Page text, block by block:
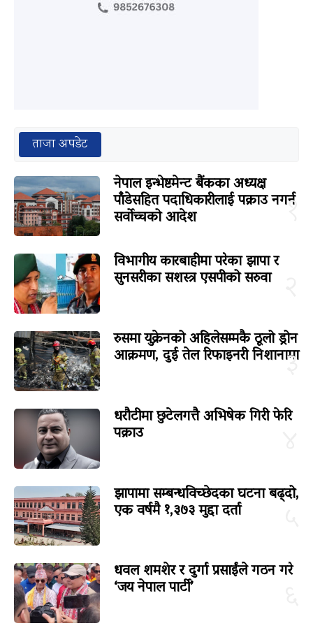
ताजा अपडेट
१
नेपाल इन्भेष्टमेन्ट बैंकका अध्यक्ष
पाँडेसहित पदाधिकारीलाई पक्राउ नगर्न
सर्वोच्चको आदेश
विभागीय कारबाहीमा परेका झापा र
सुनसरीका सशस्त्र एसपीको सरुवा
३
रुसमा युक्रेनको अहिलेसम्मकै ठूलो ड्रोन
आक्रमण, दुई तेल रिफाइनरी निशानामा
धरौटीमा छुटेलगत्तै अभिषेक गिरी फेरि
पक्राउ
झापामा सम्बन्धविच्छेदका घटना बढ्दो,
एक वर्षमै १,३७३ मुद्दा दर्ता
धवल शमशेर र दुर्गा प्रसाईंले गठन गरे
‘जय नेपाल पार्टी’